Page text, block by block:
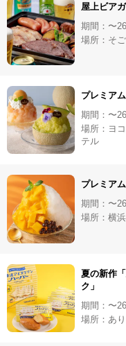
屋上ビア
期間：〜
場所：そ
プレミア
期間：〜
場所：ヨ
テル
プレミア
期間：〜
場所：横
夏の新作
ク」
期間：〜
場所：あ